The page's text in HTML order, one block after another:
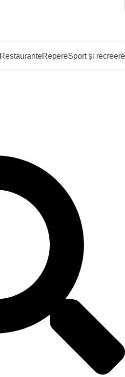
RestauranteRepereSport și recreere